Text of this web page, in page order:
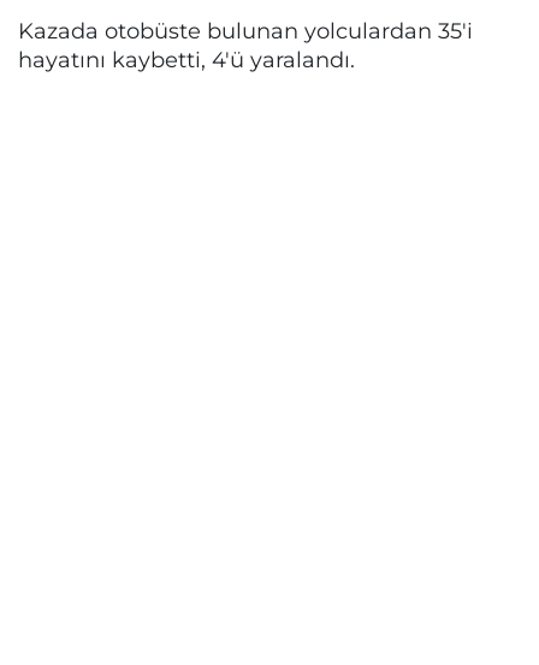
Kazada otobüste bulunan yolculardan 35'i
hayatını kaybetti, 4'ü yaralandı.